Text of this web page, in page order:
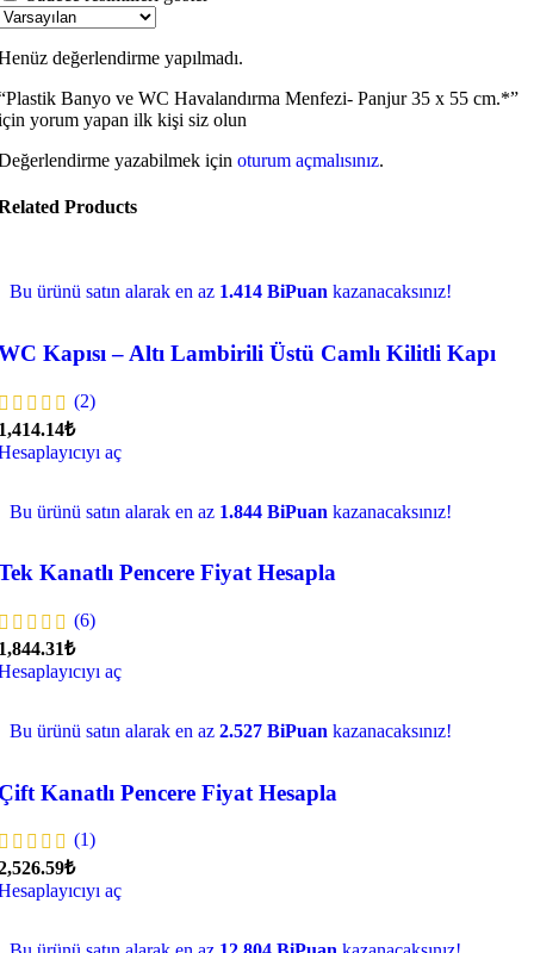
değerlendirme yapılmadı.
Banyo ve WC Havalandırma Menfezi- Panjur 35 x 55 cm.*”
yorum yapan ilk kişi siz olun
yazabilmek için oturum açmalısınız.
Products
Bu ürünü satın alarak en az 1.414 BiPuan kazanacaksınız!
Kapısı – Altı Lambirili Üstü Camlı Kilitli Kapı
(2)
aç
Bu ürünü satın alarak en az 1.844 BiPuan kazanacaksınız!
Kanatlı Pencere Fiyat Hesapla
(6)
aç
Bu ürünü satın alarak en az 2.527 BiPuan kazanacaksınız!
Kanatlı Pencere Fiyat Hesapla
(1)
aç